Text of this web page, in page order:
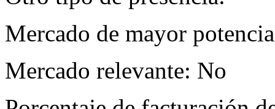
Mercado de mayor
Mercado relevante: No